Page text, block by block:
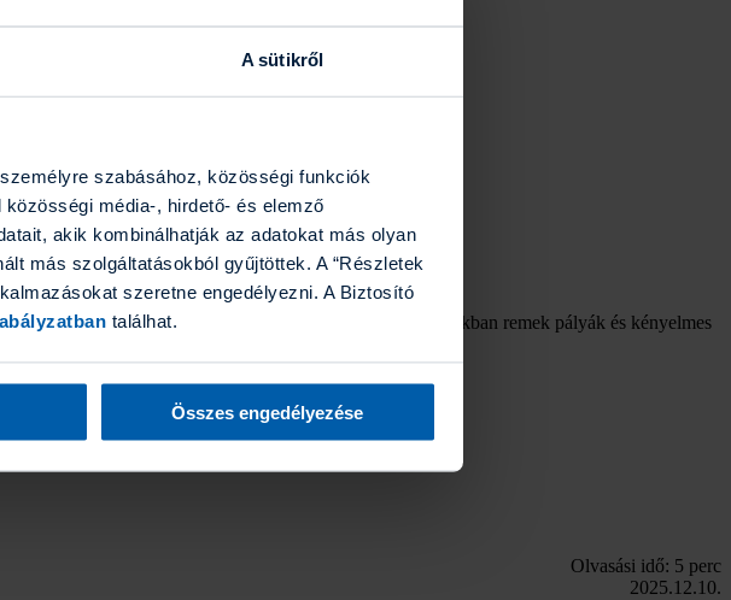
A sütikről
szabásához, közösségi funkciók
média-, hirdető- és elemző
akik kombinálhatják az adatokat más olyan
más szolgáltatásokból gyűjtöttek. A “Részletek
szeretne engedélyezni. A Biztosító
találhat.
Összes engedélyezése
és nem is kell messzire menni: a környező országokban remek pályák és kényelmes
az utasbiztosításról.
Olvasási idő: 5 perc
2025.12.10.